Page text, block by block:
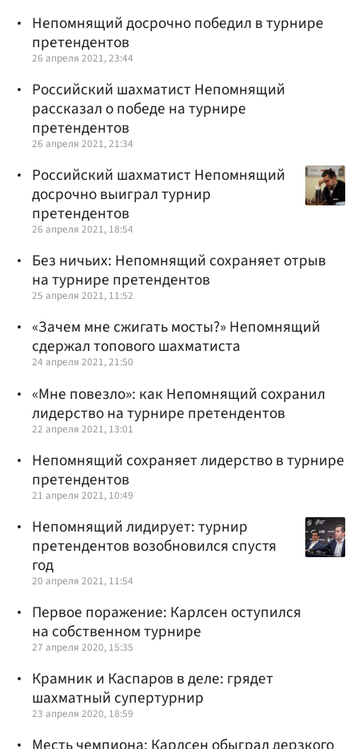
Непомнящий досрочно победил в турнире
претендентов
26 апреля 2021, 23:44
Российский шахматист Непомнящий
рассказал о победе на турнире
претендентов
26 апреля 2021, 21:34
Российский шахматист Непомнящий
досрочно выиграл турнир
претендентов
26 апреля 2021, 18:54
Без ничьих: Непомнящий сохраняет отрыв
на турнире претендентов
25 апреля 2021, 11:52
«Зачем мне сжигать мосты?» Непомнящий
сдержал топового шахматиста
24 апреля 2021, 21:50
«Мне повезло»: как Непомнящий сохранил
лидерство на турнире претендентов
22 апреля 2021, 13:01
Непомнящий сохраняет лидерство в турнире
претендентов
21 апреля 2021, 10:49
Непомнящий лидирует: турнир
претендентов возобновился спустя
год
20 апреля 2021, 11:54
Первое поражение: Карлсен оступился
на собственном турнире
27 апреля 2020, 15:35
Крамник и Каспаров в деле: грядет
шахматный супертурнир
23 апреля 2020, 18:59